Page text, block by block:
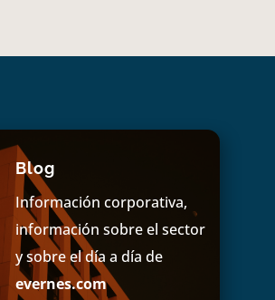
Blog
Información corporativa,
información sobre el sector
y sobre el día a día de
evernes.com